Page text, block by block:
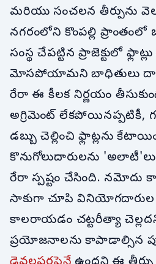
మరియు సంచలన తీర్పును
నగరంలోని కొంపల్లి ప్రాంతంలో
సంస్థ చేపట్టిన ప్రాజెక్టులో
మోసపోయామని బాధితులు
రేరా ఈ కీలక నిర్ణయం
అగ్రిమెంట్
డబ్బు చెల్లించి ఫ్లాట్లను
కొనుగోలుదారులను
రేరా స్పష్టం చేసింది. నమోదు
సాకుగా చూపి వినియోగదారుల
కాలరాయడం చట్టరీత్యా
ప్రయోజనాలను కాపాడాల్సిన